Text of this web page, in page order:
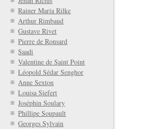
Rainer Maria Rilke
Arthur Rimbaud
Gustave Rivet
Pierre de Ronsard
Saadi
Valentine de Saint Point
Léopold Sédar Senghor
Anne Sexton
Louisa Siefert
Joséphin Soulary
Phillipe Soupault
Georges Sylvain